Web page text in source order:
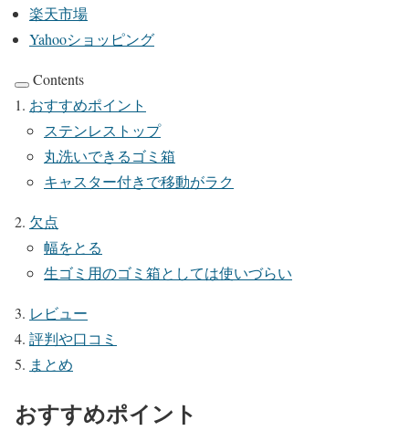
楽天市場
Yahooショッピング
Contents
おすすめポイント
ステンレストップ
丸洗いできるゴミ箱
キャスター付きで移動がラク
欠点
幅をとる
生ゴミ用のゴミ箱としては使いづらい
レビュー
評判や口コミ
まとめ
おすすめポイント